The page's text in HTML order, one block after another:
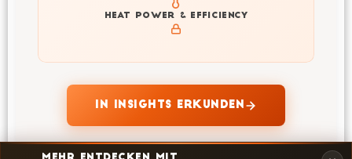
HEAT POWER & EFFICIENCY
Explore heat generation and cell efficiency at different
temperatures and powers of INR4695P-G12P-V1.1
IN INSIGHTS ERKUNDEN